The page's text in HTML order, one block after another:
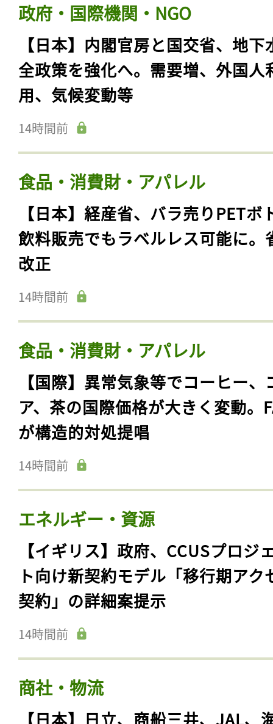
政府・国際機関・NGO
【日本】内閣官房と国交省、地下
全政策を強化へ。需要増、外国人
用、気候変動等
14時間前
食品・消費財・アパレル
【日本】経産省、バラ売りPETボ
飲料販売でもラベルレス可能に。
改正
14時間前
食品・消費財・アパレル
【国際】異常気象等でコーヒー、
ア、茶の国際価格が大きく変動。
が構造的対処提唱
14時間前
エネルギー・資源
【イギリス】政府、CCUSプロジ
ト向け新契約モデル「移行期アク
契約」の詳細案提示
14時間前
商社・物流
【日本】日立、商船三井、JAL、